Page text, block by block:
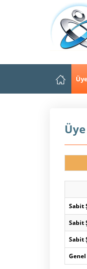
Sabit
Sabit
Sabit